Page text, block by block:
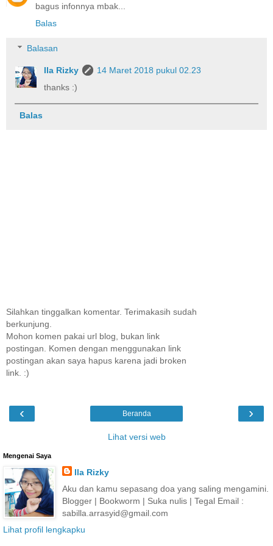
bagus infonnya mbak...
Balas
Balasan
Ila Rizky
14 Maret 2018 pukul 02.23
thanks :)
Balas
Silahkan tinggalkan komentar. Terimakasih sudah
berkunjung.
Mohon komen pakai url blog, bukan link
postingan. Komen dengan menggunakan link
postingan akan saya hapus karena jadi broken
link. :)
‹ ›
Beranda
Lihat versi web
Mengenai Saya
Ila Rizky
Aku dan kamu sepasang doa yang saling mengamini.
Blogger | Bookworm | Suka nulis | Tegal Email :
sabilla.arrasyid@gmail.com
Lihat profil lengkapku